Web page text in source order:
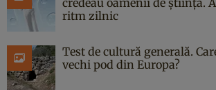
credeau oamenii de știință.
ritm zilnic
Test de cultură generală.
vechi pod din Europa?